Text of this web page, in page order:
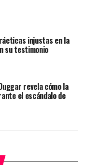
injustas en la
su testimonio
revela cómo la
el escándalo de